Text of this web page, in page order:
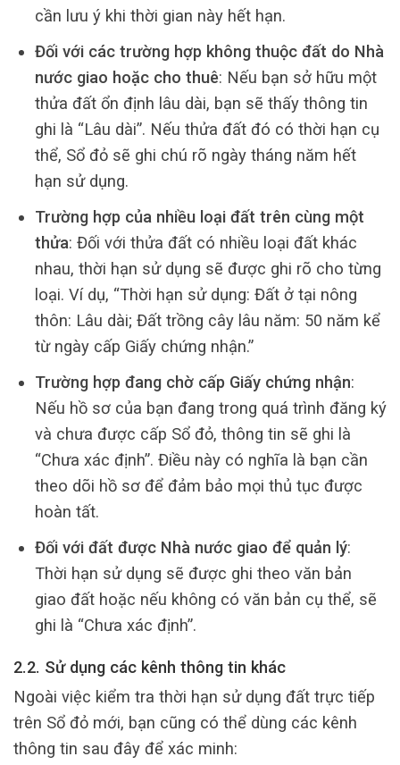
cần lưu ý khi thời gian này hết hạn.
Đối với các trường hợp không thuộc đất do Nhà
nước giao hoặc cho thuê: Nếu bạn sở hữu một
thửa đất ổn định lâu dài, bạn sẽ thấy thông tin
ghi là “Lâu dài”. Nếu thửa đất đó có thời hạn cụ
thể, Sổ đỏ sẽ ghi chú rõ ngày tháng năm hết
hạn sử dụng.
Trường hợp của nhiều loại đất trên cùng một
thửa: Đối với thửa đất có nhiều loại đất khác
nhau, thời hạn sử dụng sẽ được ghi rõ cho từng
loại. Ví dụ, “Thời hạn sử dụng: Đất ở tại nông
thôn: Lâu dài; Đất trồng cây lâu năm: 50 năm kể
từ ngày cấp Giấy chứng nhận.”
Trường hợp đang chờ cấp Giấy chứng nhận:
Nếu hồ sơ của bạn đang trong quá trình đăng ký
và chưa được cấp Sổ đỏ, thông tin sẽ ghi là
“Chưa xác định”. Điều này có nghĩa là bạn cần
theo dõi hồ sơ để đảm bảo mọi thủ tục được
hoàn tất.
Đối với đất được Nhà nước giao để quản lý:
Thời hạn sử dụng sẽ được ghi theo văn bản
giao đất hoặc nếu không có văn bản cụ thể, sẽ
ghi là “Chưa xác định”.
2.2. Sử dụng các kênh thông tin khác
Ngoài việc kiểm tra thời hạn sử dụng đất trực tiếp
trên Sổ đỏ mới, bạn cũng có thể dùng các kênh
thông tin sau đây để xác minh: